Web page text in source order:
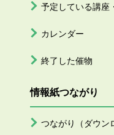
予定している講座
カレンダー
終了した催物
情報紙つながり
つながり（ダウン